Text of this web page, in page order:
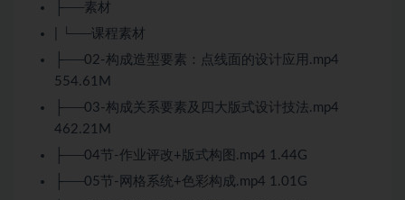
├──素材
| └──课程素材
├──02-构成造型要素：点线面的设计应用.mp4
554.61M
├──03-构成关系要素及四大版式设计技法.mp4
462.21M
├──04节-作业评改+版式构图.mp4 1.44G
├──05节-网格系统+色彩构成.mp4 1.01G